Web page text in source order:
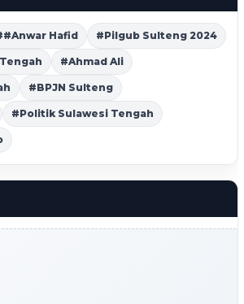
Hafid #Pilgub Sulteng 2024
#Ahmad Ali
#BPJN Sulteng
#Politik Sulawesi Tengah